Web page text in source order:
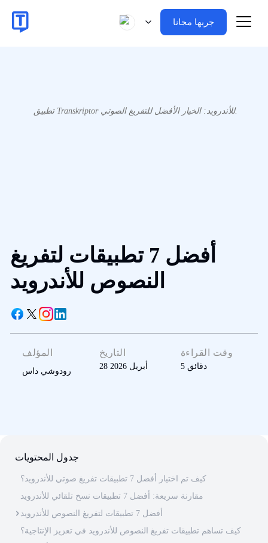
جربها مجانا
تطبيق Transkriptor للأندرويد: الخيار الأفضل للتفريغ الصوتي.
أفضل 7 تطبيقات لتفريغ
النصوص للأندرويد
المؤلف
رودوشي داس
التاريخ
28 أبريل 2026
وقت القراءة
5 دقائق
جدول المحتويات
كيف تم اختيار أفضل 7 تطبيقات تفريغ صوتي للأندرويد؟
مقارنة سريعة: أفضل 7 تطبيقات نسخ تلقائي للأندرويد
أفضل 7 تطبيقات لتفريغ النصوص للأندرويد
كيف تساهم تطبيقات تفريغ النصوص للأندرويد في تعزيز الإنتاجية؟